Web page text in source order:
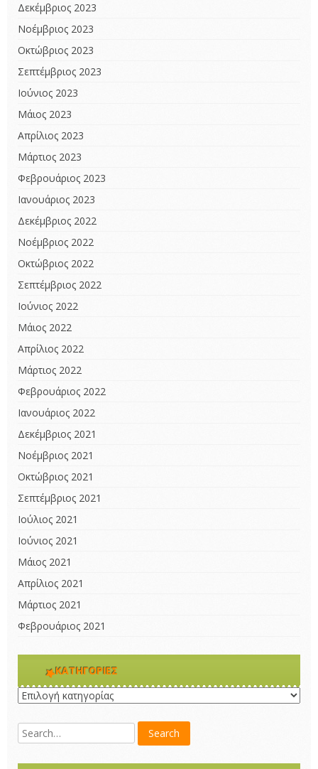
Δεκέμβριος 2023
Νοέμβριος 2023
Οκτώβριος 2023
Σεπτέμβριος 2023
Ιούνιος 2023
Μάιος 2023
Απρίλιος 2023
Μάρτιος 2023
Φεβρουάριος 2023
Ιανουάριος 2023
Δεκέμβριος 2022
Νοέμβριος 2022
Οκτώβριος 2022
Σεπτέμβριος 2022
Ιούνιος 2022
Μάιος 2022
Απρίλιος 2022
Μάρτιος 2022
Φεβρουάριος 2022
Ιανουάριος 2022
Δεκέμβριος 2021
Νοέμβριος 2021
Οκτώβριος 2021
Σεπτέμβριος 2021
Ιούλιος 2021
Ιούνιος 2021
Μάιος 2021
Απρίλιος 2021
Μάρτιος 2021
Φεβρουάριος 2021
KΑΤΗΓΟΡΊΕΣ
Kατηγορίες